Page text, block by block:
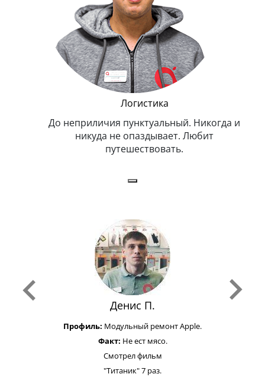
Логистика
До неприличия пунктуальный. Никогда и
никуда не опаздывает. Любит
путешествовать.
Денис П.
Профиль: Модульный ремонт Apple.
Факт: Не ест мясо.
Смотрел фильм
"Титаник" 7 раз.